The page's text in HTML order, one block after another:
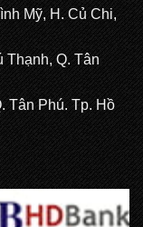
Mỹ, H. Củ Chi,
Thạnh, Q. Tân
Tân Phú. Tp. Hồ